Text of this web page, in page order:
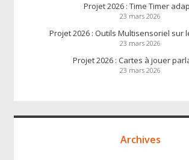
Projet 2026 : Time Timer
23 mars 2026
Projet 2026 : Outils Multisensoriel sur
23 mars 2026
Projet 2026 : Cartes à jouer
23 mars 2026
Archives